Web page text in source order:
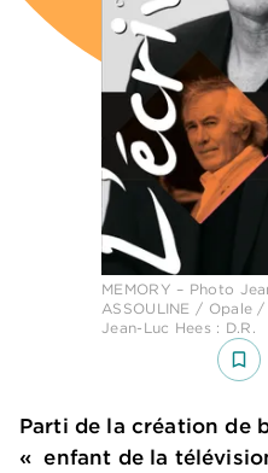
MEMORY – Photo
ASSOULINE / Opale
Jean-Luc Hees : D.R.
bookmark_border
Parti de la création de
« enfant de la